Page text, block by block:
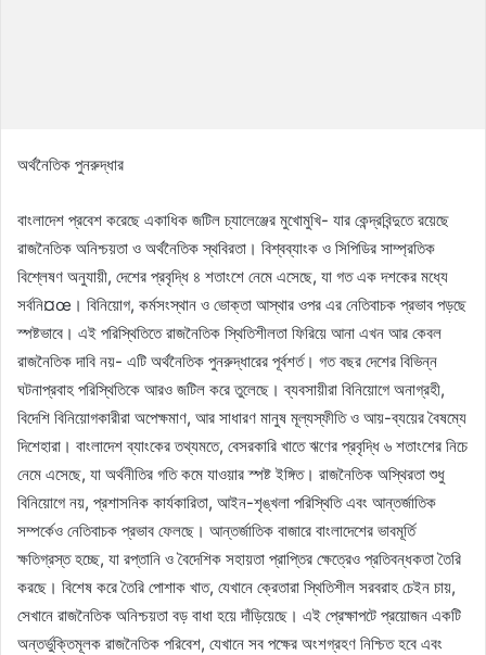
অর্থনৈতিক পুনরুদ্ধার
বাংলাদেশ প্রবেশ করেছে একাধিক জটিল চ্যালেঞ্জের মুখোমুখি- যার কেন্দ্রবিন্দুতে রয়েছে
রাজনৈতিক অনিশ্চয়তা ও অর্থনৈতিক স্থবিরতা। বিশ্বব্যাংক ও সিপিডির সাম্প্রতিক
বিশ্লেষণ অনুযায়ী, দেশের প্রবৃদ্ধি ৪ শতাংশে নেমে এসেছে, যা গত এক দশকের মধ্যে
সর্বনি¤œ। বিনিয়োগ, কর্মসংস্থান ও ভোক্তা আস্থার ওপর এর নেতিবাচক প্রভাব পড়ছে
স্পষ্টভাবে। এই পরিস্থিতিতে রাজনৈতিক স্থিতিশীলতা ফিরিয়ে আনা এখন আর কেবল
রাজনৈতিক দাবি নয়- এটি অর্থনৈতিক পুনরুদ্ধারের পূর্বশর্ত। গত বছর দেশের বিভিন্ন
ঘটনাপ্রবাহ পরিস্থিতিকে আরও জটিল করে তুলেছে। ব্যবসায়ীরা বিনিয়োগে অনাগ্রহী,
বিদেশি বিনিয়োগকারীরা অপেক্ষমাণ, আর সাধারণ মানুষ মূল্যস্ফীতি ও আয়-ব্যয়ের বৈষম্যে
দিশেহারা। বাংলাদেশ ব্যাংকের তথ্যমতে, বেসরকারি খাতে ঋণের প্রবৃদ্ধি ৬ শতাংশের নিচে
নেমে এসেছে, যা অর্থনীতির গতি কমে যাওয়ার স্পষ্ট ইঙ্গিত। রাজনৈতিক অস্থিরতা শুধু
বিনিয়োগে নয়, প্রশাসনিক কার্যকারিতা, আইন-শৃঙ্খলা পরিস্থিতি এবং আন্তর্জাতিক
সম্পর্কেও নেতিবাচক প্রভাব ফেলছে। আন্তর্জাতিক বাজারে বাংলাদেশের ভাবমূর্তি
ক্ষতিগ্রস্ত হচ্ছে, যা রপ্তানি ও বৈদেশিক সহায়তা প্রাপ্তির ক্ষেত্রেও প্রতিবন্ধকতা তৈরি
করছে। বিশেষ করে তৈরি পোশাক খাত, যেখানে ক্রেতারা স্থিতিশীল সরবরাহ চেইন চায়,
সেখানে রাজনৈতিক অনিশ্চয়তা বড় বাধা হয়ে দাঁড়িয়েছে। এই প্রেক্ষাপটে প্রয়োজন একটি
অন্তর্ভুক্তিমূলক রাজনৈতিক পরিবেশ, যেখানে সব পক্ষের অংশগ্রহণ নিশ্চিত হবে এবং